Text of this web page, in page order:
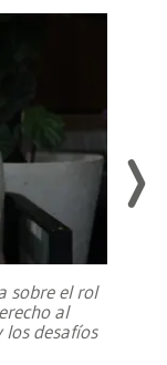
sobre el rol
al
desafíos